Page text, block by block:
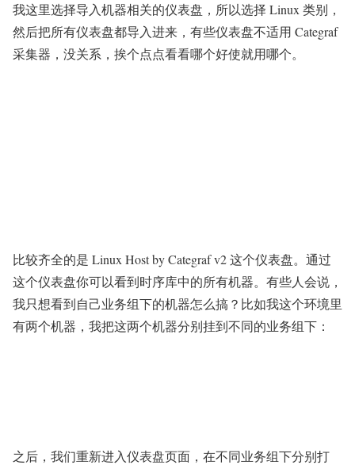
我这里选择导入机器相关的仪表盘，所以选择 Linux 类别，
然后把所有仪表盘都导入进来，有些仪表盘不适用 Categraf
采集器，没关系，挨个点点看看哪个好使就用哪个。
比较齐全的是 Linux Host by Categraf v2 这个仪表盘。通过
这个仪表盘你可以看到时序库中的所有机器。有些人会说，
我只想看到自己业务组下的机器怎么搞？比如我这个环境里
有两个机器，我把这两个机器分别挂到不同的业务组下：
之后，我们重新进入仪表盘页面，在不同业务组下分别打